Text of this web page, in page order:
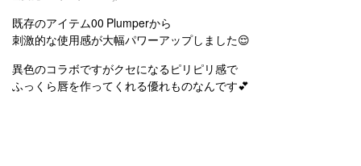
既存のアイテム00 Plumperから
刺激的な使用感が大幅パワーアップしました😌
異色のコラボですがクセになるピリピリ感で
ふっくら唇を作ってくれる優れものなんです💕